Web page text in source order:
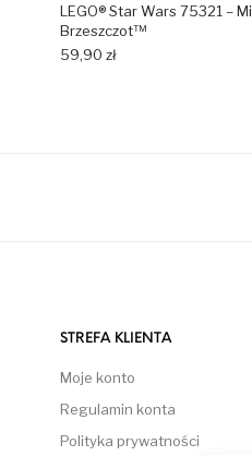
LEGO® Star Wars 75321 –
Brzeszczot™
59,90 zł
STREFA KLIENTA
Moje konto
Regulamin konta
Polityka prywatności